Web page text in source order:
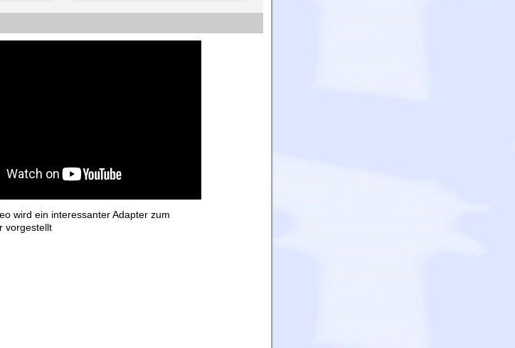
wird ein interessanter Adapter zum
vorgestellt